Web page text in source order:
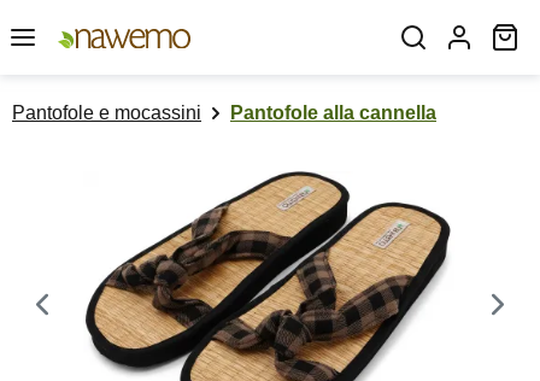
Passa al contenuto principale
Pantofole e mocassini Pantofole alla cannella